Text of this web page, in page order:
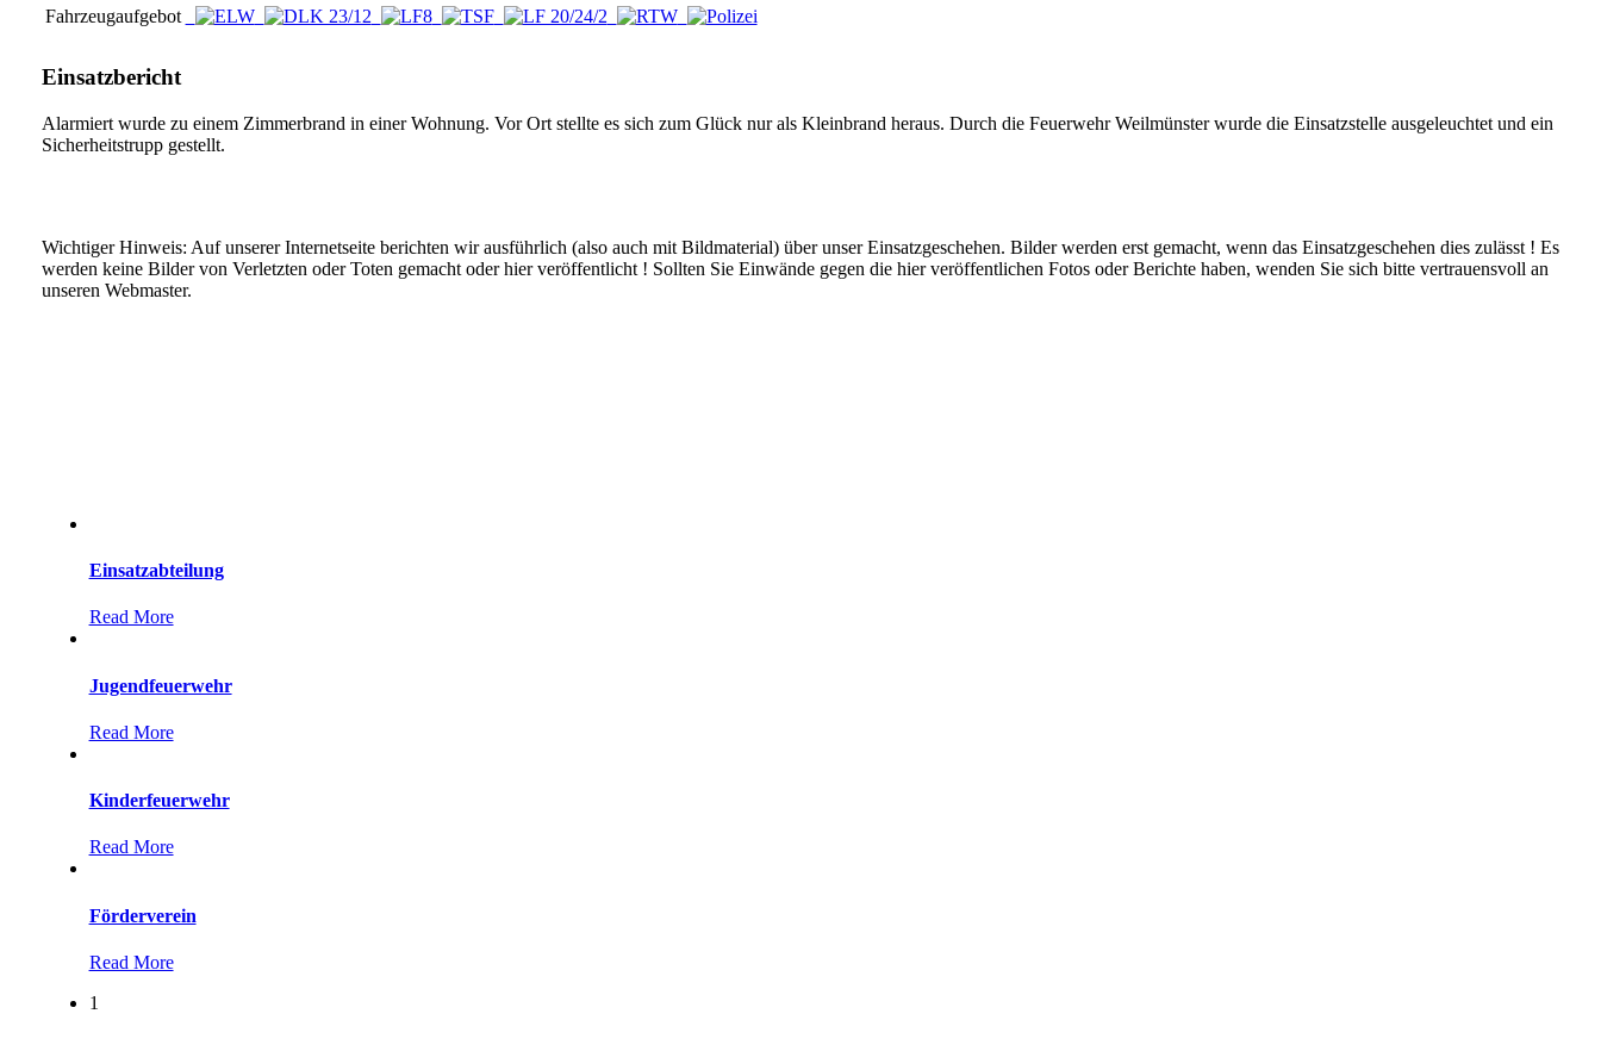
Fahrzeugaufgebot
Einsatzbericht
Alarmiert wurde zu einem Zimmerbrand in einer Wohnung. Vor Ort stellte es sich zum Glück nur als Kleinbrand heraus. Durch die Feuerwehr Weilmünster wurde die Einsatzstelle ausgeleuchtet und ein
Sicherheitstrupp gestellt.
Wichtiger Hinweis: Auf unserer Internetseite berichten wir ausführlich (also auch mit Bildmaterial) über unser Einsatzgeschehen. Bilder werden erst gemacht, wenn das Einsatzgeschehen dies zulässt ! Es
werden keine Bilder von Verletzten oder Toten gemacht oder hier veröffentlicht ! Sollten Sie Einwände gegen die hier veröffentlichen Fotos oder Berichte haben, wenden Sie sich bitte vertrauensvoll an
unseren Webmaster.
Einsatzabteilung
Read More
Jugendfeuerwehr
Read More
Kinderfeuerwehr
Read More
Förderverein
Read More
1